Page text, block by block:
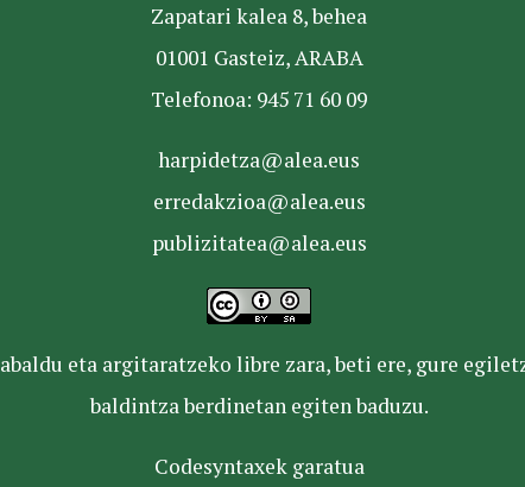
Zapatari kalea 8, behea
01001 Gasteiz, ARABA
Telefonoa: 945 71 60 09
harpidetza@alea.eus
erredakzioa@alea.eus
publizitatea@alea.eus
eta argitaratzeko libre zara, beti ere, gure
baldintza berdinetan egiten baduzu.
Codesyntaxek garatua